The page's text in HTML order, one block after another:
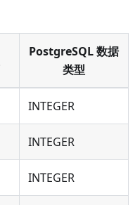
PostgreSQL 数据
类型
INTEGER
INTEGER
INTEGER